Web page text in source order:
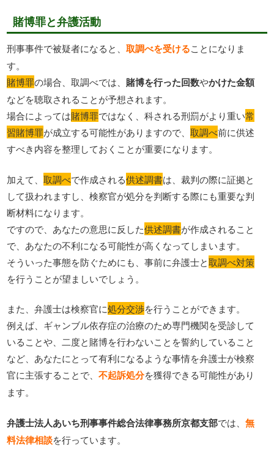
賭博罪と弁護活動
刑事事件で被疑者になると、取調べを受けることになりま
す。
賭博罪の場合、取調べでは、 賭博を行った回数やかけた金額
などを聴取されることが予想されます。
場合によっては賭博罪ではなく、科される刑罰がより重い常
習賭博罪が成立する可能性がありますので、取調べ前に供述
すべき内容を整理しておくことが重要になります。
加えて、取調べで作成される供述調書は、裁判の際に証拠と
して扱われますし、検察官が処分を判断する際にも重要な判
断材料になります。
ですので、あなたの意思に反した供述調書が作成されること
で、あなたの不利になる可能性が高くなってしまいます。
そういった事態を防ぐためにも、事前に弁護士と取調べ対策
を行うことが望ましいでしょう。
また、弁護士は検察官に処分交渉を行うことができます。
例えば、ギャンブル依存症の治療のため専門機関を受診して
いることや、二度と賭博を行わないことを誓約していること
など、あなたにとって有利になるような事情を弁護士が検察
官に主張することで、不起訴処分を獲得できる可能性があり
ます。
弁護士法人あいち刑事事件総合法律事務所京都支部では、無
料法律相談を行っています。